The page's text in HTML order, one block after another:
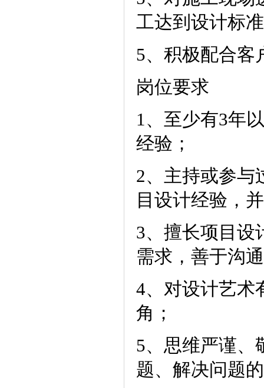
工达到设计标
5、积极配合客
岗位要求
1、至少有3年
经验；
2、主持或参与
目设计经验，
3、擅长项目设
需求，善于沟
4、对设计艺术
角；
5、思维严谨、
题、解决问题